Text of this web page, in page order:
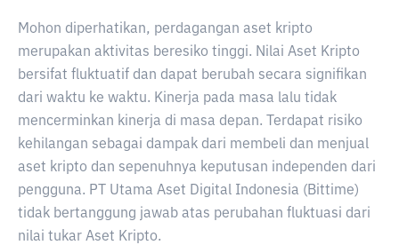
Mohon diperhatikan, perdagangan aset kripto
merupakan aktivitas beresiko tinggi. Nilai Aset Kripto
bersifat fluktuatif dan dapat berubah secara signifikan
dari waktu ke waktu. Kinerja pada masa lalu tidak
mencerminkan kinerja di masa depan. Terdapat risiko
kehilangan sebagai dampak dari membeli dan menjual
aset kripto dan sepenuhnya keputusan independen dari
pengguna. PT Utama Aset Digital Indonesia (Bittime)
tidak bertanggung jawab atas perubahan fluktuasi dari
nilai tukar Aset Kripto.